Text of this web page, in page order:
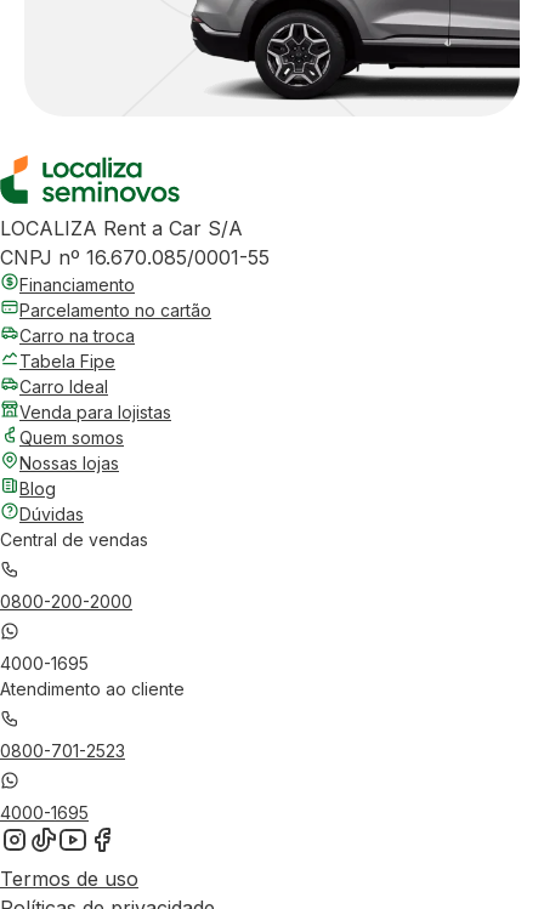
LOCALIZA Rent a Car S/A
CNPJ nº 16.670.085/0001-55
Financiamento
Parcelamento no cartão
Carro na troca
Tabela Fipe
Carro Ideal
Venda para lojistas
Quem somos
Nossas lojas
Blog
Dúvidas
Central de vendas
0800-200-2000
4000-1695
Atendimento ao cliente
0800-701-2523
4000-1695
Termos de uso